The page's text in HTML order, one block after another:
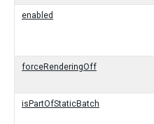
enabled
forceRenderingOff
isPartOfStaticBatch